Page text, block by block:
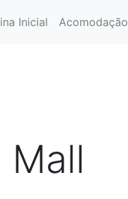
Inicial Acomodação
Mall